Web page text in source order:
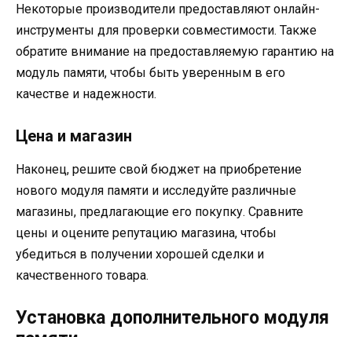
Некоторые производители предоставляют онлайн-
инструменты для проверки совместимости. Также
обратите внимание на предоставляемую гарантию на
модуль памяти, чтобы быть уверенным в его
качестве и надежности.
Цена и магазин
Наконец, решите свой бюджет на приобретение
нового модуля памяти и исследуйте различные
магазины, предлагающие его покупку. Сравните
цены и оцените репутацию магазина, чтобы
убедиться в получении хорошей сделки и
качественного товара.
Установка дополнительного модуля